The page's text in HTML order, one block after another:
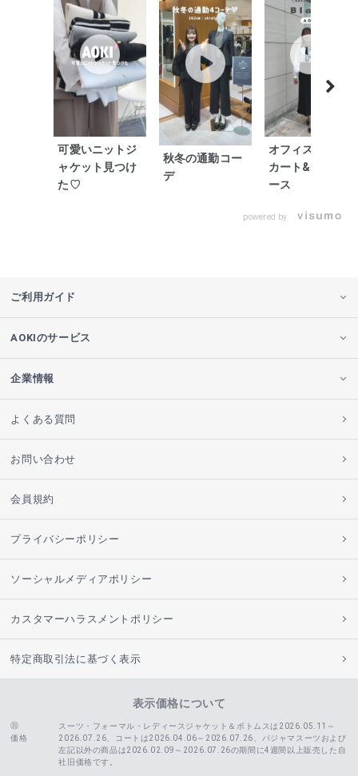
可愛いニットジ
ャケット見つけ
た♡
秋冬の通勤コー
デ
オフィス映えス
カート&ワンピ
ース
powered by
ご利用ガイド
AOKIのサービス
企業情報
よくある質問
お問い合わせ
会員規約
プライバシーポリシー
ソーシャルメディアポリシー
カスタマーハラスメントポリシー
特定商取引法に基づく表示
表示価格について
価格
スーツ・フォーマル・レディースジャケット＆ボトムスは2026.05.11～
2026.07.26、コートは2026.04.06～2026.07.26、
パジャマスーツおよび
左記以外の商品は2026.02.09～2026.07.26の期間に4週間以上販売した自
社旧価格です。